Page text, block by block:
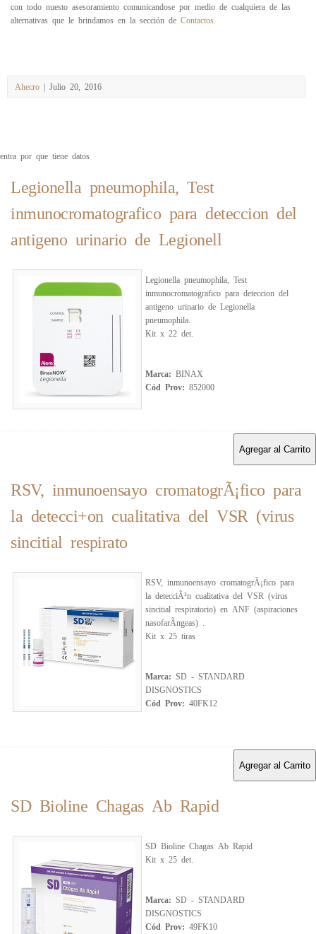
con todo nuesto asesoramiento comunicandose por medio de cualquiera de las
alternativas que le brindamos en la sección de Contactos
Ahecro | Julio 20, 2016
entra por que tiene datos
Legionella pneumophila, Test
inmunocromatografico para deteccion del
antigeno urinario de Legionell
Legionella pneumophila, Test
inmunocromatografico para deteccion del
antigeno urinario de Legionella
pneumophila.
Kit x 22 det.
Marca: BINAX
Cód Prov: 852000
Agregar al Carrito
RSV, inmunoensayo cromatogrÃ¡fico para
la detecci+on cualitativa del VSR (virus
sincitial respirato
RSV, inmunoensayo cromatogrÃ¡fico para
la detecciÃ³n cualitativa del VSR (virus
sincitial respiratorio) en ANF (aspiraciones
nasofarÃ­ngeas) .
Kit x 25 tiras
Marca: SD - STANDARD
DISGNOSTICS
Cód Prov: 40FK12
Agregar al Carrito
SD Bioline Chagas Ab Rapid
SD Bioline Chagas Ab Rapid
Kit x 25 det.
Marca: SD - STANDARD
DISGNOSTICS
Cód Prov: 49FK10